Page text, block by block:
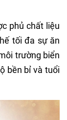
phủ chất liệu
tối đa sự ăn
trường biển
bền bỉ và tuổi